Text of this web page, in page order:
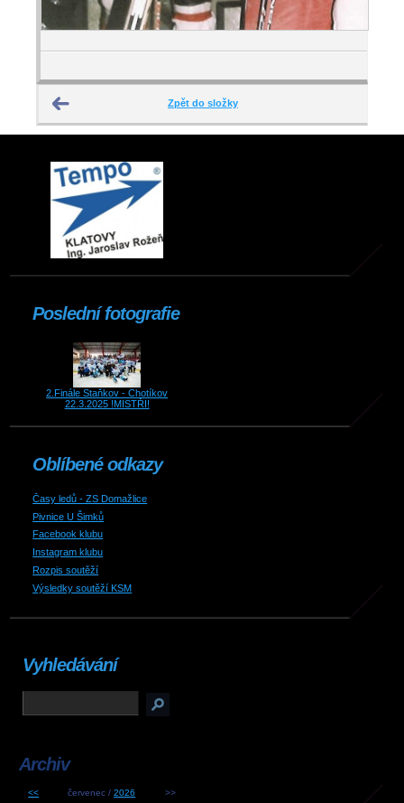
Zpět do složky
Poslední fotografie
2.Finále Staňkov - Chotíkov
22.3.2025 !MISTŘI!
Oblíbené odkazy
Časy ledů - ZS Domažlice
Pivnice U Šimků
Facebook klubu
Instagram klubu
Rozpis soutěží
Výsledky soutěží KSM
Vyhledávání
Archiv
<< červenec /2026 >>